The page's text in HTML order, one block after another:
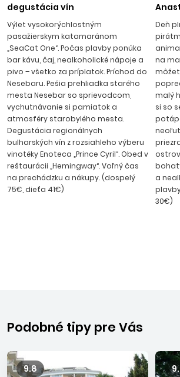
vstupom je dlhá takmer 8 kilometrov a je
mora, pláže a prírodného prostredia. V
pobrežná promenáda s množstvom
ponúkajúcich bulharskú či medzinárodnú
kaviarne a diskotéky, v ktorých sa
dovolenky zabaviť do neskorých
z letiska na Slnečné pobrežie trvá cca 50
degustácia vín
Výlet vysokorýchlostným
pasažierskym katamaránom
„SeaCat One“. Počas plavby ponúka
bar kávu, čaj, nealkoholické nápoje a
pivo – všetko za príplatok. Príchod do
Nesebaru. Pešia prehliadka starého
mesta Nesebar so sprievodcom,
vychutnávanie si pamiatok a
atmosféry starobylého mesta.
Degustácia regionálnych
bulharských vín z rozsiahleho výberu
vinotéky Enoteca „Prince Cyril“. Obed v
reštaurácii „Hemingway“. Voľný čas
na prechádzku a nákupy. (dospelý
75€, dieťa 41€)
Deň
na
malý
si so
ostrov
a
30€)
Podobné tipy pre Vás
9.8